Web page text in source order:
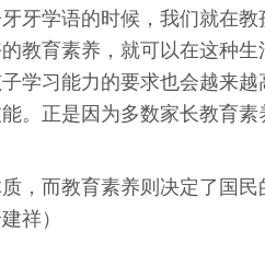
牙学语的时候，我们就在
教育素养，就可以在这种
学习能力的要求也会越来
。正是因为多数家长教育
而教育素养则决定了国民
祥）